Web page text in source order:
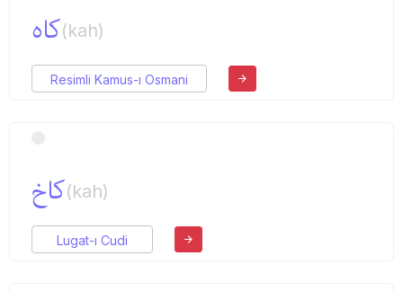
كاه(kah)
Resimli Kamus-ı Osmani
كاخ(kah)
Lugat-ı Cudi